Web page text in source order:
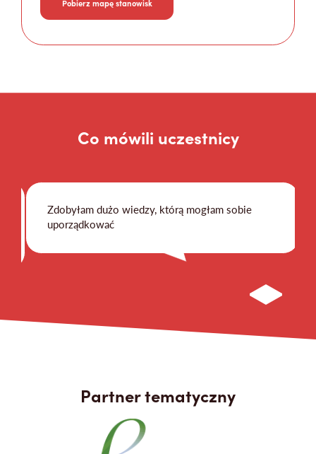
Pobierz mapę stanowisk
Co mówili uczestnicy
Zdobyłam dużo wiedzy, którą mogłam sobie
uporządkować
Partner tematyczny